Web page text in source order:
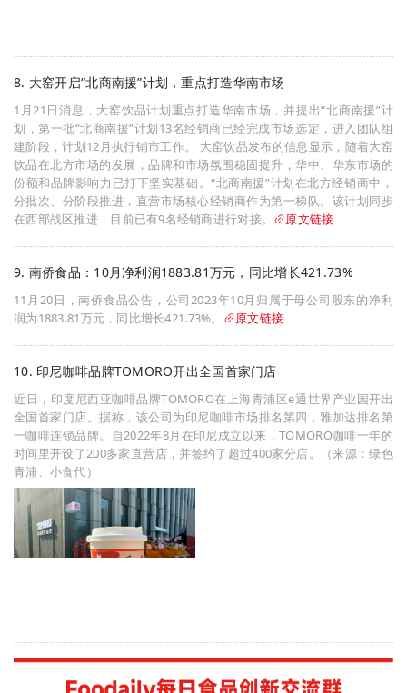
8. 大窑开启“北商南援”计划，重点打造华南市场
1月21日消息，大窑饮品计划重点打造华南市场，并提出“北商南援”计
划，第一批“北商南援”计划13名经销商已经完成市场选定，进入团队组
建阶段，计划12月执行铺市工作。 大窑饮品发布的信息显示，随着大窑
饮品在北方市场的发展，品牌和市场氛围稳固提升，华中、华东市场的
份额和品牌影响力已打下坚实基础。“北商南援”计划在北方经销商中，
分批次、分阶段推进，直营市场核心经销商作为第一梯队。该计划同步
在西部战区推进，目前已有9名经销商进行对接。
原文链接
9. 南侨食品：10月净利润1883.81万元，同比增长421.73%
11月20日，南侨食品公告，公司2023年10月归属于母公司股东的净利
润为1883.81万元，同比增长421.73%。
原文链接
10. 印尼咖啡品牌TOMORO开出全国首家门店
近日，印度尼西亚咖啡品牌TOMORO在上海青浦区e通世界产业园开出
全国首家门店。据称，该公司为印尼咖啡市场排名第四，雅加达排名第
一咖啡连锁品牌。自2022年8月在印尼成立以来，TOMORO咖啡一年的
时间里开设了200多家直营店，并签约了超过400家分店。（来源：绿色
青浦、小食代）